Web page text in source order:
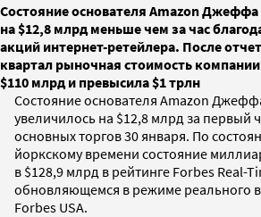
Состояние основателя Amazon Джеффа
на $12,8 млрд меньше чем за час
акций интернет-ретейлера. После
квартал рыночная стоимость
$110 млрд и превысила $1 трлн
Состояние основателя Amazon
увеличилось на $12,8 млрд за первый
основных торгов 30 января. По
йоркскому времени состояние
в $128,9 млрд в рейтинге Forbes Real-
обновляющемся в режиме реального
Forbes USA.